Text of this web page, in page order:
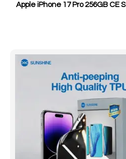
Apple iPhone 17 Pro 256GB CE